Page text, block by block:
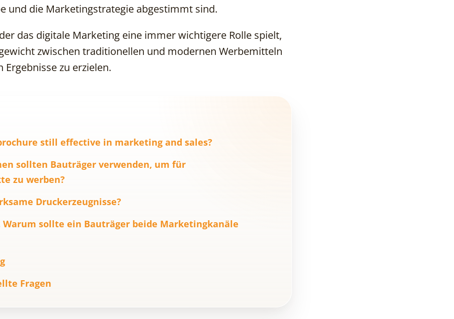
und die Marketingstrategie abgestimmt sind.
das digitale Marketing eine immer wichtigere Rolle spielt,
zwischen traditionellen und modernen Werbemitteln
zu erzielen.
still effective in marketing and sales?
sollten Bauträger verwenden, um für
zu werben?
Druckerzeugnisse?
Warum sollte ein Bauträger beide Marketingkanäle
Fragen